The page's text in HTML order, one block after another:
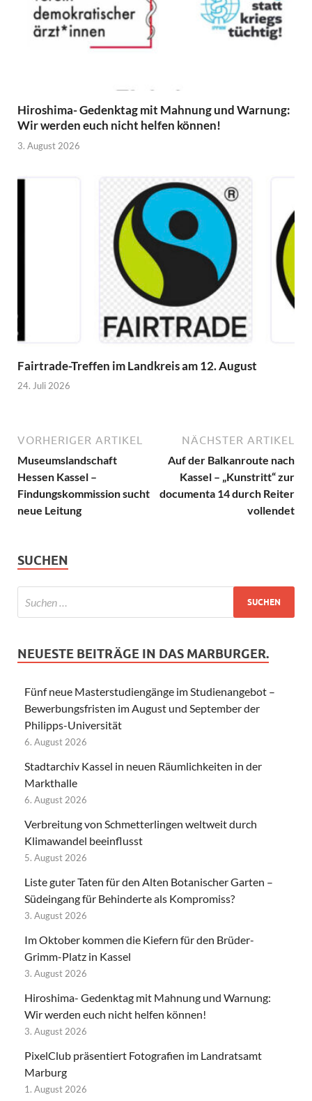
Hiroshima- Gedenktag mit Mahnung und Warnung:
Wir werden euch nicht helfen können!
3. August 2026
Fairtrade-Treffen im Landkreis am 12. August
24. Juli 2026
VORHERIGER ARTIKEL
Museumslandschaft
Hessen Kassel –
Findungskommission sucht
neue Leitung
NÄCHSTER ARTIKEL
Auf der Balkanroute nach
Kassel – „Kunstritt“ zur
documenta 14 durch Reiter
vollendet
SUCHEN
NEUESTE BEITRÄGE IN DAS MARBURGER.
Fünf neue Masterstudiengänge im Studienangebot –
Bewerbungsfristen im August und September der
Philipps-Universität
6. August 2026
Stadtarchiv Kassel in neuen Räumlichkeiten in der
Markthalle
6. August 2026
Verbreitung von Schmetterlingen weltweit durch
Klimawandel beeinflusst
5. August 2026
Liste guter Taten für den Alten Botanischer Garten –
Südeingang für Behinderte als Kompromiss?
3. August 2026
Im Oktober kommen die Kiefern für den Brüder-
Grimm-Platz in Kassel
3. August 2026
Hiroshima- Gedenktag mit Mahnung und Warnung:
Wir werden euch nicht helfen können!
3. August 2026
PixelClub präsentiert Fotografien im Landratsamt
Marburg
1. August 2026